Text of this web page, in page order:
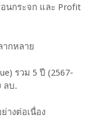
นกระจก และ Profit
ากหลาย
รวม 5 ปี (2567-
ลบ.
างต่อเนื่อง